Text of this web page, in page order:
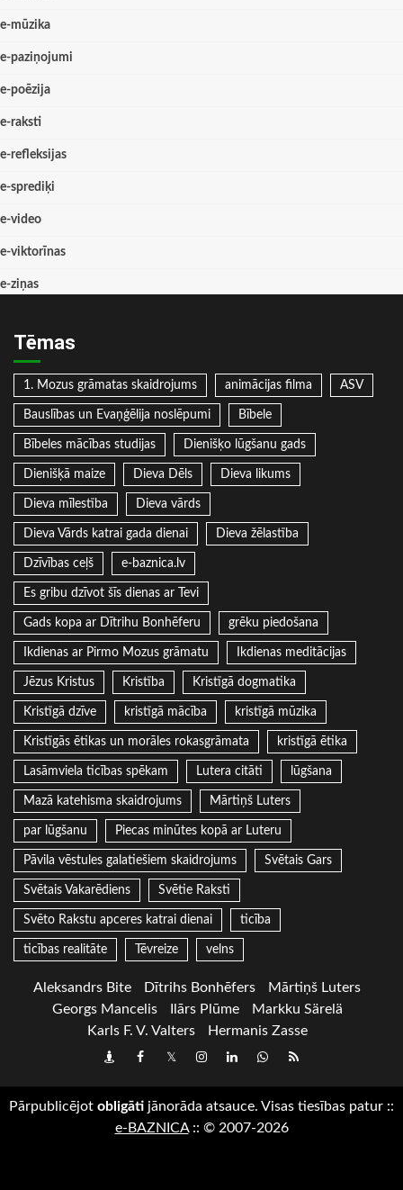
e-mūzika
e-paziņojumi
e-poēzija
e-raksti
e-refleksijas
e-sprediķi
e-video
e-viktorīnas
e-ziņas
Tēmas
1. Mozus grāmatas skaidrojums animācijas filma ASV
Bauslības un Evaņģēlija noslēpumi Bībele
Bībeles mācības studijas Dienišķo lūgšanu gads
Dienišķā maize Dieva Dēls Dieva likums
Dieva mīlestība Dieva vārds
Dieva Vārds katrai gada dienai Dieva žēlastība
Dzīvības ceļš e-baznica.lv
Es gribu dzīvot šīs dienas ar Tevi
Gads kopa ar Dītrihu Bonhēferu grēku piedošana
Ikdienas ar Pirmo Mozus grāmatu Ikdienas meditācijas
Jēzus Kristus Kristība Kristīgā dogmatika
Kristīgā dzīve kristīgā mācība kristīgā mūzika
Kristīgās ētikas un morāles rokasgrāmata kristīgā ētika
Lasāmviela ticības spēkam Lutera citāti lūgšana
Mazā katehisma skaidrojums Mārtiņš Luters
par lūgšanu Piecas minūtes kopā ar Luteru
Pāvila vēstules galatiešiem skaidrojums Svētais Gars
Svētais Vakarēdiens Svētie Raksti
Svēto Rakstu apceres katrai dienai ticība
ticības realitāte Tēvreize velns
Aleksandrs Bite Dītrihs Bonhēfers
Mārtiņš Luters
Georgs Mancelis
Ilārs Plūme
Markku Särelä
Karls F. V. Valters
Hermanis Zasse
DraugiemFacebook
TwitterInstagram
LinkedInwhatsapp
RSS
Pārpublicējot obligāti jānorāda atsauce. Visas tiesības patur ::
e-BAZNICA:: © 2007-2026